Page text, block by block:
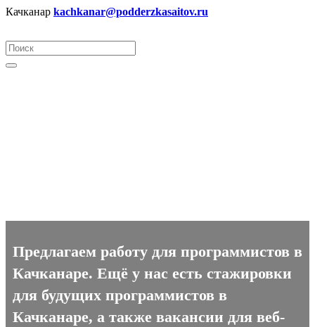
Качканар kachkanar@podderzkasaitov.ru
Предлагаем работу для программистов в
Качканаре. Ещё у нас есть стажировки
для будущих программистов в
Качканаре, а также вакансии для веб-